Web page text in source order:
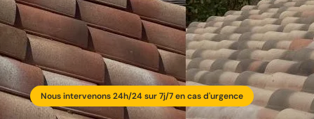
Nous intervenons 24h/24 sur 7j/7 en cas d'urgence